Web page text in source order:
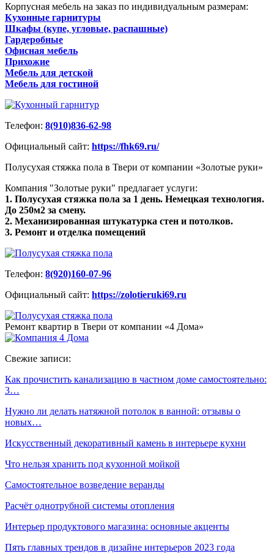
Корпусная мебель на заказ по индивидуальным размерам:
Кухонные гарнитуры
Шкафы (купе, угловые, распашные)
Гардеробные
Офисная мебель
Прихожие
Мебель для детской
Мебель для гостиной
Телефон: 8(910)836-62-98
Официальный сайт: https://fhk69.ru/
Полусухая стяжка пола в Твери от компании «Золотые руки»
Компания "Золотые руки" предлагает услуги:
1. Полусухая стяжка пола за 1 день. Немецкая технология.
До 250м2 за смену.
2. Механизированная штукатурка стен и потолков.
3. Ремонт и отделка помещений
Телефон: 8(920)160-07-96
Официальный сайт: https://zolotieruki69.ru
Ремонт квартир в Твери от компании «4 Дома»
Свежие записи:
Как прочистить канализацию в частном доме самостоятельно:
3…
Нужно ли делать натяжной потолок в ванной: отзывы о
новых…
Искусственный декоративный камень в интерьере кухни
Что нельзя хранить под кухонной мойкой
Самостоятельное возведение веранды
Расчёт однотрубной системы отопления
Интерьер продуктового магазина: основные акценты
Пять главных трендов в дизайне интерьеров 2023 года